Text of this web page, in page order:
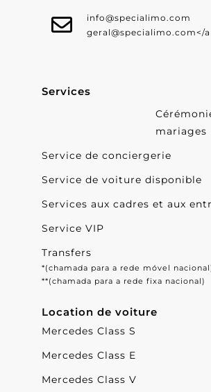
info@specialimo.com
geral@specialimo.com</a
Services
mariages
Service de conciergerie
Service de voiture disponible
Services aux cadres et aux
Service VIP
Transfers
*(chamada para a rede móvel
**(chamada para a rede fixa nacional)
Location de voiture
Mercedes Class S
Mercedes Class E
Mercedes Class V